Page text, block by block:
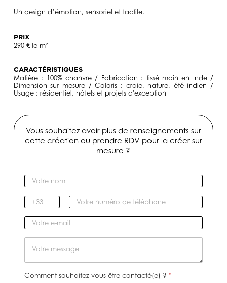
Un design d’émotion, sensoriel et tactile.
PRIX
290 € le m²
CARACTÉRISTIQUES
Matière : 100% chanvre / Fabrication : tissé main en Inde /
Dimension sur mesure / Coloris : craie, nature, été indien /
Usage : résidentiel, hôtels et projets d'exception
Vous souhaitez avoir plus de renseignements sur
cette création ou prendre RDV pour la créer sur
mesure ?
V
o
t
r
e
n
o
I
n
d
i
c
f
V
o
t
r
e
n
é
V
o
t
-
s
a
Comment souhaitez-vous être contacté(e) ? *